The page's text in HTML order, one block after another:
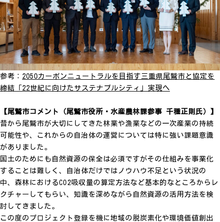
参考： 2050カーボンニュートラルを目指す三重県尾鷲市と協定を
締結「22世紀に向けたサステナブルシティ」実現へ
【尾鷲市コメント（尾鷲市役所・水産農林課参事 千種正則氏）】
昔から尾鷲市が大切にしてきた林業や漁業などの一次産業の持続
可能性や、これからの自治体の運営については特に強い課題意識
がありました。
国土のためにも自然資源の保全は必須ですがその仕組みを事業化
することは難しく、自治体だけではノウハウ不足という状況の
中、森林におけるCO2吸収量の算定方法など基本的なところからレ
クチャーしてもらい、知識を深めながら自然資源の活用方法を検
討してきました。
この度のプロジェクト登録を機に地域の脱炭素化や環境価値創出